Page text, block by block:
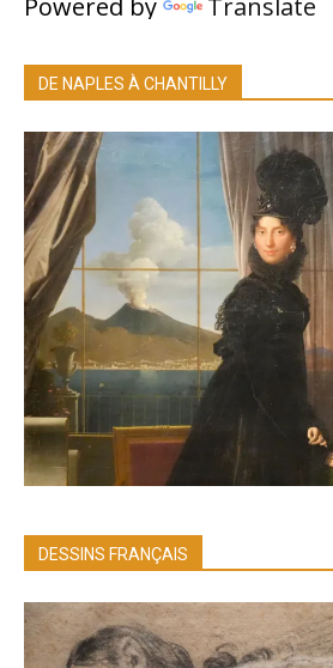
DE NAPLES À CHANTILLY
DESSINS FRANÇAIS